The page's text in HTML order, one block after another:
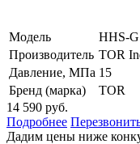
Модель
HHS-G
Производитель TOR
Давление, МПа 15
Бренд (марка)
TOR
14 590 руб.
Подробнее
Дадим цены ниже